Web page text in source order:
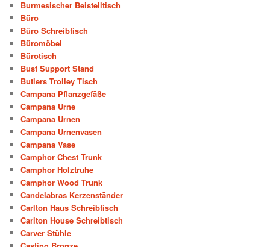
Burmesischer Beistelltisch
Büro
Büro Schreibtisch
Büromöbel
Bürotisch
Bust Support Stand
Butlers Trolley Tisch
Campana Pflanzgefäße
Campana Urne
Campana Urnen
Campana Urnenvasen
Campana Vase
Camphor Chest Trunk
Camphor Holztruhe
Camphor Wood Trunk
Candelabras Kerzenständer
Carlton Haus Schreibtisch
Carlton House Schreibtisch
Carver Stühle